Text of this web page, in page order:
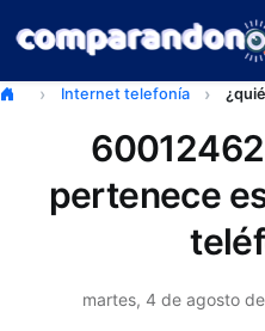
Internet telefonía
pertenece
martes, 4 de agosto